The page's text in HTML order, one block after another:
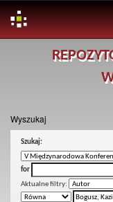
Wyszukaj
Szukaj:
for
Aktualne filtry: